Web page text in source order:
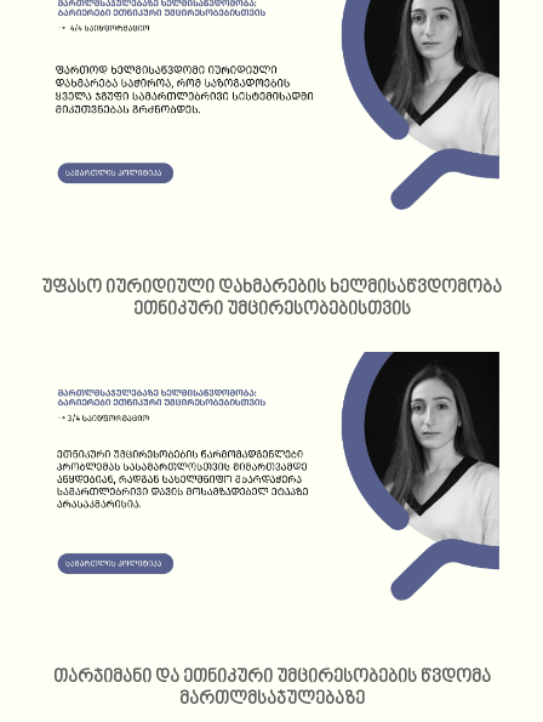
უფასო იურიდიული დახმარების ხელმისაწვდომობა
ეთნიკური უმცირესობებისთვის
თარჯიმანი და ეთნიკური უმცირესობების წვდომა
მართლმსაჯულებაზე